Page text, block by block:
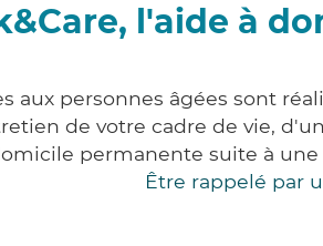
l'aide à
aux personnes âgées sont
de votre cadre de vie,
permanente suite à
Être rappelé par